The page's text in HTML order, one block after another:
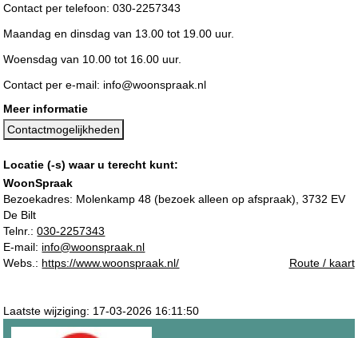
Contact per telefoon: 030-2257343
Maandag en dinsdag van 13.00 tot 19.00 uur.
Woensdag van 10.00 tot 16.00 uur.
Contact per e-mail: info@woonspraak.nl
Meer informatie
Contactmogelijkheden
Locatie (-s) waar u terecht kunt:
WoonSpraak
Bezoekadres: Molenkamp 48 (bezoek alleen op afspraak), 3732 EV
De Bilt
Telnr.:030-2257343
E-mail: info@woonspraak.nl
Webs.: https://www.woonspraak.nl/ Route / kaart
Laatste wijziging: 17-03-2026 16:11:50